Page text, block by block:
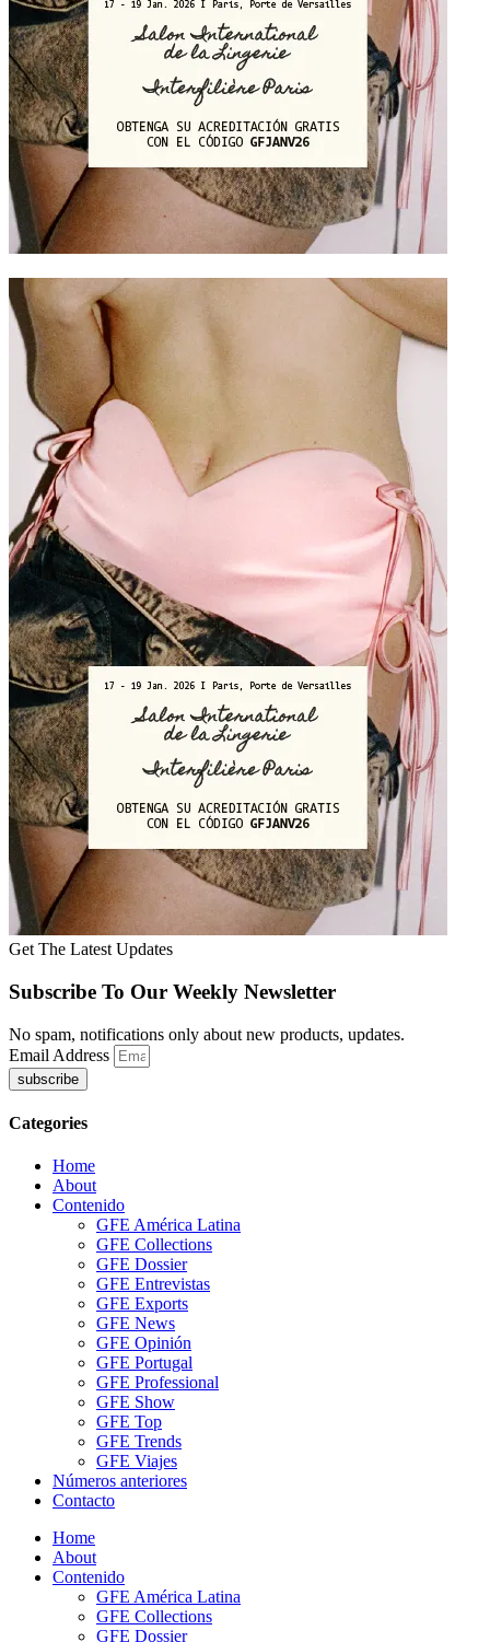
Get The Latest Updates
Subscribe To Our Weekly Newsletter
No spam, notifications only about new products, updates.
Email Address
subscribe
Categories
Home
About
Contenido
GFE América Latina
GFE Collections
GFE Dossier
GFE Entrevistas
GFE Exports
GFE News
GFE Opinión
GFE Portugal
GFE Professional
GFE Show
GFE Top
GFE Trends
GFE Viajes
Números anteriores
Contacto
Home
About
Contenido
GFE América Latina
GFE Collections
GFE Dossier